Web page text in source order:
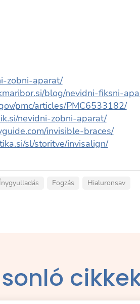
zobni-aparat/
blog/nevidni-fiksni-
pmc/articles/PMC6533182/
nevidni-zobni-aparat/
invisible-braces/
sl/storitve/invisalign/
Ínygyulladás Fogzás Hialuronsav